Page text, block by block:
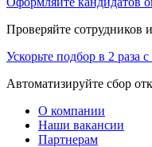
Проверяйте сотрудников
Ускорьте подбор в 2 раза
Автоматизируйте сбор
О компании
Наши вакансии
Партнерам